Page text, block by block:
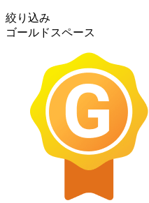
絞り込み
ゴールドスペース